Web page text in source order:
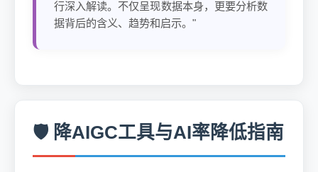
行深入解读。不仅呈现数据本身，更要分析数
据背后的含义、趋势和启示。"
🛡️ 降AIGC工具与AI率降低指南